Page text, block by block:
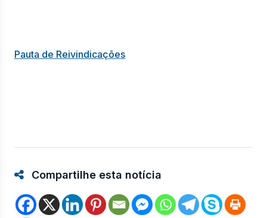
Pauta de Reivindicações
Compartilhe esta notícia